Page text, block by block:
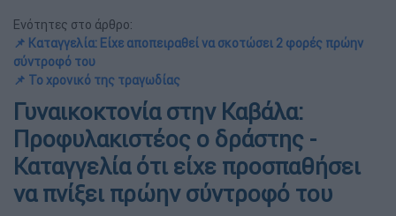
Ενότητες στο άρθρο:
📌 Καταγγελία: Είχε αποπειραθεί να σκοτώσει 2 φορές πρώην
σύντροφό του
📌 Το χρονικό της τραγωδίας
Γυναικοκτονία στην Καβάλα:
Προφυλακιστέος ο δράστης -
Καταγγελία ότι είχε προσπαθήσει
να πνίξει πρώην σύντροφό του